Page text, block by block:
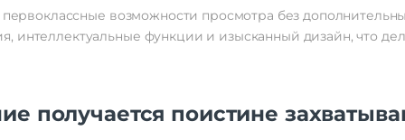
возможности просмотра без
интеллектуальные функции и изысканный дизайн, что
получается поистине